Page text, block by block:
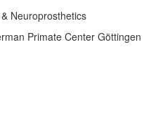
Neuroprosthetics
Primate Center Göttingen